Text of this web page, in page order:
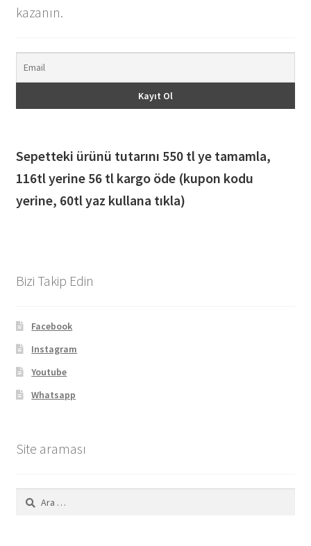
kazanın.
Sepetteki ürünü tutarını 550 tl ye tamamla,
116tl yerine 56 tl kargo öde (kupon kodu
yerine, 60tl yaz kullana tıkla)
Bizi Takip Edin
Facebook
Instagram
Youtube
Whatsapp
Site araması
Arama: